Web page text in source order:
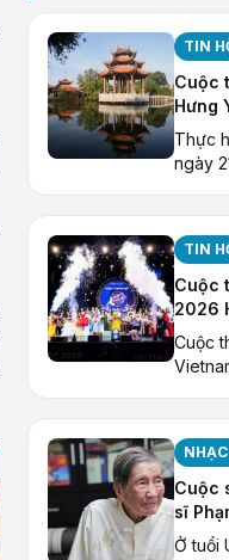
TIN
Cuộc
Hưng
Thực
ngày
dựng
TIN
Cuộc
2026
Giải
Cuộc
Đoàn
Cuộc
sĩ
biệt
Ở tuổi